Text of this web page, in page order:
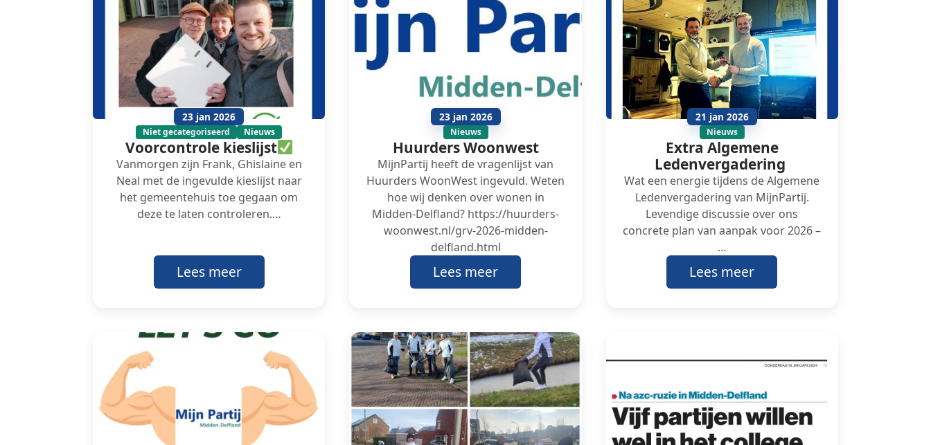
23 jan 2026
Niet gecategoriseerd Nieuws
Voorcontrole kieslijst
Vanmorgen zijn Frank, Ghislaine en
Neal met de ingevulde kieslijst naar
het gemeentehuis toe gegaan om
deze te laten controleren.…
Lees meer
23 jan 2026
Nieuws
Huurders Woonwest
MijnPartij heeft de vragenlijst van
Huurders WoonWest ingevuld. Weten
hoe wij denken over wonen in
Midden-Delfland? https://huurders-
woonwest.nl/grv-2026-midden-
delfland.html
Lees meer
21 jan 2026
Nieuws
Extra Algemene
Ledenvergadering
Wat een energie tijdens de Algemene
Ledenvergadering van MijnPartij.
Levendige discussie over ons
concrete plan van aanpak voor 2026 –
…
Lees meer